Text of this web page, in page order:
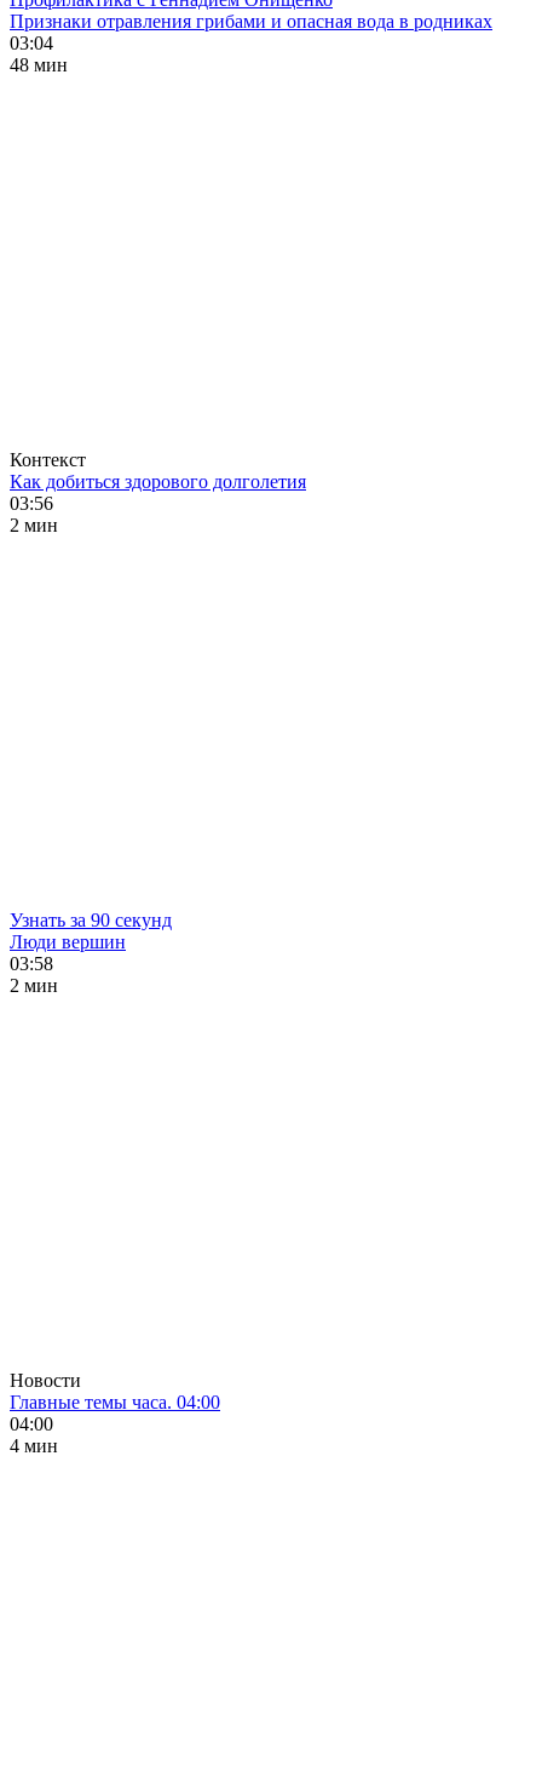
Признаки отравления грибами и опасная вода в родниках
03:04
48 мин
Контекст
Как добиться здорового долголетия
03:56
2 мин
Узнать за 90 секунд
Люди вершин
03:58
2 мин
Новости
Главные темы часа. 04:00
04:00
4 мин